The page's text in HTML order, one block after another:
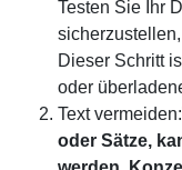
Testen Sie Ihr
Dieser Schritt
oder
Text vermeiden:
oder Sätze,